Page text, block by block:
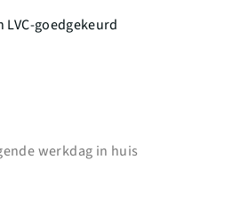
LVC-goedgekeurd
werkdag in huis